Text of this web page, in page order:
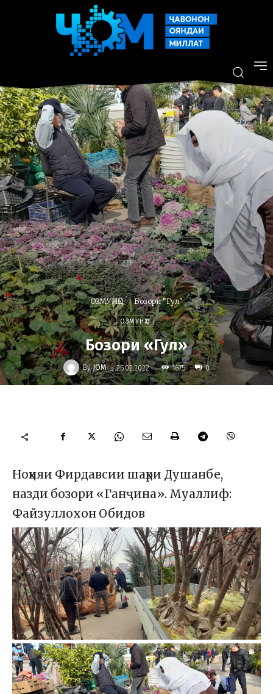
ОЗМУНҲО Бозори "Гул"
ОЗМУНҲО
Бозори «Гул»
By JOM - 25.02.2022 1675 0
Ноҳияи Фирдавсии шаҳри Душанбе,
назди бозори «Ганҷина». Муаллиф:
Файзуллохон Обидов